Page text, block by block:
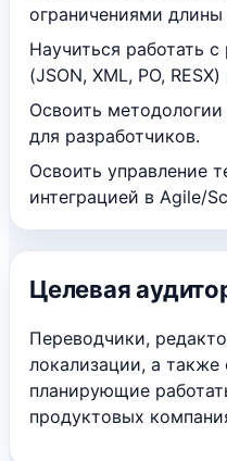
ограничениями длины
Научиться работать
(JSON, XML, PO,
Освоить методологии
для разработчиков.
Освоить управление
интеграцией в Agile/
Целевая
Переводчики,
локализации, а также
планирующие
продуктовых